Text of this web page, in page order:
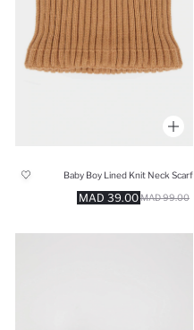
Baby Boy Lined Knit Neck Scarf
39.00 MAD 99.00 MAD